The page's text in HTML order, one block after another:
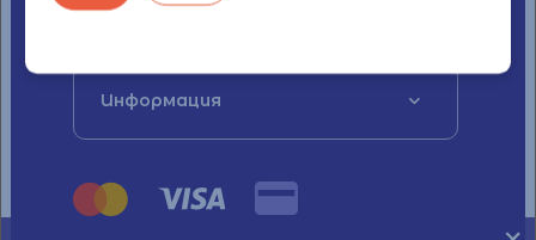
Наши товары
Информация